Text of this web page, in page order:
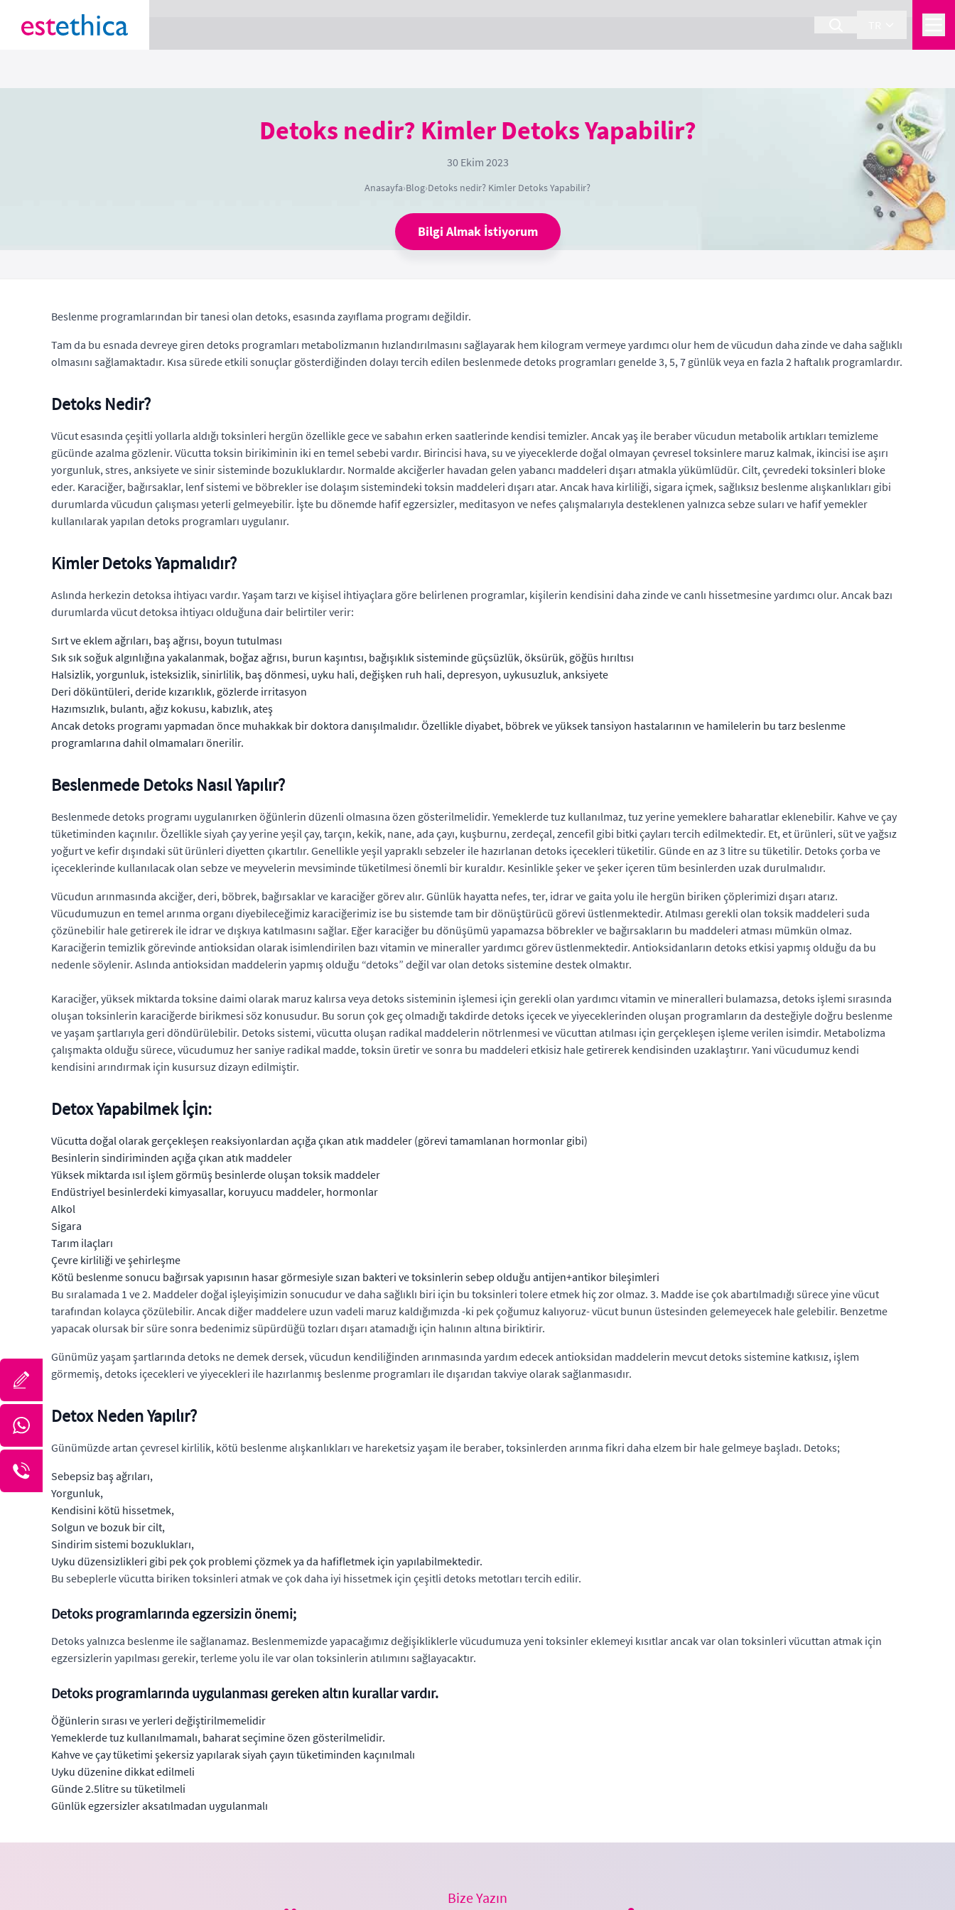
Detoks nedir? Kimler Detoks Yapabilir?
30 Ekim 2023
Anasayfa›Blog›Detoks nedir? Kimler Detoks Yapabilir?
Bilgi Almak İstiyorum
Beslenme programlarından bir tanesi olan detoks, esasında zayıflama programı değildir.
Tam da bu esnada devreye giren detoks programları metabolizmanın hızlandırılmasını sağlayarak hem kilogram vermeye yardımcı olur hem de vücudun daha zinde ve daha sağlıklı
olmasını sağlamaktadır. Kısa sürede etkili sonuçlar gösterdiğinden dolayı tercih edilen beslenmede detoks programları genelde 3, 5, 7 günlük veya en fazla 2 haftalık programlardır.
Detoks Nedir?
Vücut esasında çeşitli yollarla aldığı toksinleri hergün özellikle gece ve sabahın erken saatlerinde kendisi temizler. Ancak yaş ile beraber vücudun metabolik artıkları temizleme
gücünde azalma gözlenir. Vücutta toksin birikiminin iki en temel sebebi vardır. Birincisi hava, su ve yiyeceklerde doğal olmayan çevresel toksinlere maruz kalmak, ikincisi ise aşırı
yorgunluk, stres, anksiyete ve sinir sisteminde bozukluklardır. Normalde akciğerler havadan gelen yabancı maddeleri dışarı atmakla yükümlüdür. Cilt, çevredeki toksinleri bloke
eder. Karaciğer, bağırsaklar, lenf sistemi ve böbrekler ise dolaşım sistemindeki toksin maddeleri dışarı atar. Ancak hava kirliliği, sigara içmek, sağlıksız beslenme alışkanlıkları gibi
durumlarda vücudun çalışması yeterli gelmeyebilir. İşte bu dönemde hafif egzersizler, meditasyon ve nefes çalışmalarıyla desteklenen yalnızca sebze suları ve hafif yemekler
kullanılarak yapılan detoks programları uygulanır.
Kimler Detoks Yapmalıdır?
Aslında herkezin detoksa ihtiyacı vardır. Yaşam tarzı ve kişisel ihtiyaçlara göre belirlenen programlar, kişilerin kendisini daha zinde ve canlı hissetmesine yardımcı olur. Ancak bazı
durumlarda vücut detoksa ihtiyacı olduğuna dair belirtiler verir:
Sırt ve eklem ağrıları, baş ağrısı, boyun tutulması
Sık sık soğuk algınlığına yakalanmak, boğaz ağrısı, burun kaşıntısı, bağışıklık sisteminde güçsüzlük, öksürük, göğüs hırıltısı
Halsizlik, yorgunluk, isteksizlik, sinirlilik, baş dönmesi, uyku hali, değişken ruh hali, depresyon, uykusuzluk, anksiyete
Deri döküntüleri, deride kızarıklık, gözlerde irritasyon
Hazımsızlık, bulantı, ağız kokusu, kabızlık, ateş
Ancak detoks programı yapmadan önce muhakkak bir doktora danışılmalıdır. Özellikle diyabet, böbrek ve yüksek tansiyon hastalarının ve hamilelerin bu tarz beslenme
programlarına dahil olmamaları önerilir.
Beslenmede Detoks Nasıl Yapılır?
Beslenmede detoks programı uygulanırken öğünlerin düzenli olmasına özen gösterilmelidir. Yemeklerde tuz kullanılmaz, tuz yerine yemeklere baharatlar eklenebilir. Kahve ve çay
tüketiminden kaçınılır. Özellikle siyah çay yerine yeşil çay, tarçın, kekik, nane, ada çayı, kuşburnu, zerdeçal, zencefil gibi bitki çayları tercih edilmektedir. Et, et ürünleri, süt ve yağsız
yoğurt ve kefir dışındaki süt ürünleri diyetten çıkartılır. Genellikle yeşil yapraklı sebzeler ile hazırlanan detoks içecekleri tüketilir. Günde en az 3 litre su tüketilir. Detoks çorba ve
içeceklerinde kullanılacak olan sebze ve meyvelerin mevsiminde tüketilmesi önemli bir kuraldır. Kesinlikle şeker ve şeker içeren tüm besinlerden uzak durulmalıdır.
Vücudun arınmasında akciğer, deri, böbrek, bağırsaklar ve karaciğer görev alır. Günlük hayatta nefes, ter, idrar ve gaita yolu ile hergün biriken çöplerimizi dışarı atarız.
Vücudumuzun en temel arınma organı diyebileceğimiz karaciğerimiz ise bu sistemde tam bir dönüştürücü görevi üstlenmektedir. Atılması gerekli olan toksik maddeleri suda
çözünebilir hale getirerek ile idrar ve dışkıya katılmasını sağlar. Eğer karaciğer bu dönüşümü yapamazsa böbrekler ve bağırsakların bu maddeleri atması mümkün olmaz.
Karaciğerin temizlik görevinde antioksidan olarak isimlendirilen bazı vitamin ve mineraller yardımcı görev üstlenmektedir. Antioksidanların detoks etkisi yapmış olduğu da bu
nedenle söylenir. Aslında antioksidan maddelerin yapmış olduğu “detoks” değil var olan detoks sistemine destek olmaktır.
Karaciğer, yüksek miktarda toksine daimi olarak maruz kalırsa veya detoks sisteminin işlemesi için gerekli olan yardımcı vitamin ve mineralleri bulamazsa, detoks işlemi sırasında
oluşan toksinlerin karaciğerde birikmesi söz konusudur. Bu sorun çok geç olmadığı takdirde detoks içecek ve yiyeceklerinden oluşan programların da desteğiyle doğru beslenme
ve yaşam şartlarıyla geri döndürülebilir. Detoks sistemi, vücutta oluşan radikal maddelerin nötrlenmesi ve vücuttan atılması için gerçekleşen işleme verilen isimdir. Metabolizma
çalışmakta olduğu sürece, vücudumuz her saniye radikal madde, toksin üretir ve sonra bu maddeleri etkisiz hale getirerek kendisinden uzaklaştırır. Yani vücudumuz kendi
kendisini arındırmak için kusursuz dizayn edilmiştir.
Detox Yapabilmek İçin:
Vücutta doğal olarak gerçekleşen reaksiyonlardan açığa çıkan atık maddeler (görevi tamamlanan hormonlar gibi)
Besinlerin sindiriminden açığa çıkan atık maddeler
Yüksek miktarda ısıl işlem görmüş besinlerde oluşan toksik maddeler
Endüstriyel besinlerdeki kimyasallar, koruyucu maddeler, hormonlar
Alkol
Sigara
Tarım ilaçları
Çevre kirliliği ve şehirleşme
Kötü beslenme sonucu bağırsak yapısının hasar görmesiyle sızan bakteri ve toksinlerin sebep olduğu antijen+antikor bileşimleri
Bu sıralamada 1 ve 2. Maddeler doğal işleyişimizin sonucudur ve daha sağlıklı biri için bu toksinleri tolere etmek hiç zor olmaz. 3. Madde ise çok abartılmadığı sürece yine vücut
tarafından kolayca çözülebilir. Ancak diğer maddelere uzun vadeli maruz kaldığımızda -ki pek çoğumuz kalıyoruz- vücut bunun üstesinden gelemeyecek hale gelebilir. Benzetme
yapacak olursak bir süre sonra bedenimiz süpürdüğü tozları dışarı atamadığı için halının altına biriktirir.
Günümüz yaşam şartlarında detoks ne demek dersek, vücudun kendiliğinden arınmasında yardım edecek antioksidan maddelerin mevcut detoks sistemine katkısız, işlem
görmemiş, detoks içecekleri ve yiyecekleri ile hazırlanmış beslenme programları ile dışarıdan takviye olarak sağlanmasıdır.
Detox Neden Yapılır?
Günümüzde artan çevresel kirlilik, kötü beslenme alışkanlıkları ve hareketsiz yaşam ile beraber, toksinlerden arınma fikri daha elzem bir hale gelmeye başladı. Detoks;
Sebepsiz baş ağrıları,
Yorgunluk,
Kendisini kötü hissetmek,
Solgun ve bozuk bir cilt,
Sindirim sistemi bozuklukları,
Uyku düzensizlikleri gibi pek çok problemi çözmek ya da hafifletmek için yapılabilmektedir.
Bu sebeplerle vücutta biriken toksinleri atmak ve çok daha iyi hissetmek için çeşitli detoks metotları tercih edilir.
Detoks programlarında egzersizin önemi;
Detoks yalnızca beslenme ile sağlanamaz. Beslenmemizde yapacağımız değişikliklerle vücudumuza yeni toksinler eklemeyi kısıtlar ancak var olan toksinleri vücuttan atmak için
egzersizlerin yapılması gerekir, terleme yolu ile var olan toksinlerin atılımını sağlayacaktır.
Detoks programlarında uygulanması gereken altın kurallar vardır.
Öğünlerin sırası ve yerleri değiştirilmemelidir
Yemeklerde tuz kullanılmamalı, baharat seçimine özen gösterilmelidir.
Kahve ve çay tüketimi şekersiz yapılarak siyah çayın tüketiminden kaçınılmalı
Uyku düzenine dikkat edilmeli
Günde 2.5litre su tüketilmeli
Günlük egzersizler aksatılmadan uygulanmalı
Bize Yazın